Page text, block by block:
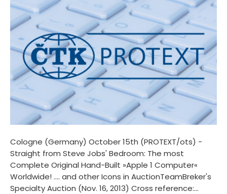
Cologne (Germany) October 15th (PROTEXT/ots) -
Straight from Steve Jobs' Bedroom: The most
Complete Original Hand-Built »Apple 1 Computer«
Worldwide! .... and other Icons in AuctionTeamBreker's
Specialty Auction (Nov. 16, 2013) Cross reference:...